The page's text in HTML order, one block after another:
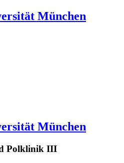
München
München
Polklinik III